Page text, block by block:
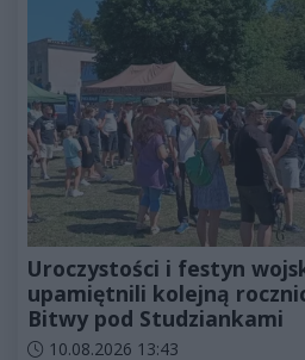
Uroczystości i festyn
upamiętnili kolejną
Bitwy pod Studziankami
Data dodania artykułu:
10.08.2026 13:43